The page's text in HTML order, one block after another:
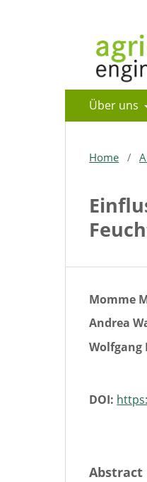
Über uns
Home /
Momme
Andrea
Wolfgang
DOI:
Abstract